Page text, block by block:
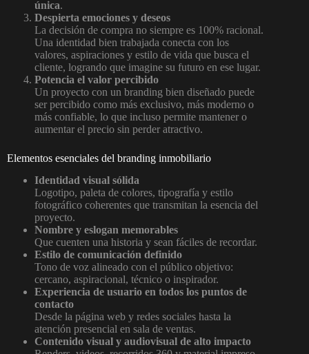
única.
Despierta emociones y deseos
La decisión de compra no siempre es 100% racional.
Una identidad bien trabajada conecta con los
valores, aspiraciones y estilo de vida que busca el
cliente, logrando que imagine su futuro en ese lugar.
Potencia el valor percibido
Un proyecto con un branding bien diseñado puede
ser percibido como más exclusivo, más moderno o
más confiable, lo que incluso permite mantener o
aumentar el precio sin perder atractivo.
Elementos esenciales del branding inmobiliario
Identidad visual sólida
Logotipo, paleta de colores, tipografía y estilo
fotográfico coherentes que transmitan la esencia del
proyecto.
Nombre y eslogan memorables
Que cuenten una historia y sean fáciles de recordar.
Estilo de comunicación definido
Tono de voz alineado con el público objetivo:
cercano, aspiracional, técnico o inspirador.
Experiencia de usuario en todos los puntos de
contacto
Desde la página web y redes sociales hasta la
atención presencial en sala de ventas.
Contenido visual y audiovisual de alto impacto